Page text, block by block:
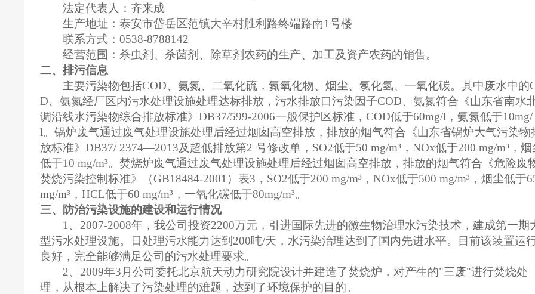
法定代表人：齐来成
生产地址：泰安市岱岳区范镇大辛村胜利路终端路南1号楼
联系方式：0538-8788142
经营范围：杀虫剂、杀菌剂、除草剂农药的生产、加工及资产农药的销售。
二、排污信息
主要污染物包括COD、氨氮、二氧化硫，氮氧化物、烟尘、氯化氢、一氧化碳。其中废水中的
D、氨氮经厂区内污水处理设施处理达标排放，污水排放口污染因子COD、氨氮符合《山东省南水
调沿线水污染物综合排放标准》DB37/599-2006一般保护区标准，COD低于60mg/l，氨氮低于10mg/
l。锅炉废气通过废气处理设施处理后经过烟囱高空排放，排放的烟气符合《山东省锅炉大气污染物
放标准》DB37/ 2374—2013及超低排放第2 号修改单，SO2低于50 mg/m³，NOx低于200 mg/m³，烟
低于10 mg/m³。焚烧炉废气通过废气处理设施处理后经过烟囱高空排放，排放的烟气符合《危险废
焚烧污染控制标准》（GB18484-2001）表3，SO2低于200 mg/m³，NOx低于500 mg/m³，烟尘低于
mg/m³，HCL低于60 mg/m³，一氧化碳低于80mg/m³。
三、防治污染设施的建设和运行情况
1、2007-2008年，我公司投资2200万元，引进国际先进的微生物治理水污染技术，建成第一期
型污水处理设施。日处理污水能力达到200吨/天，水污染治理达到了国内先进水平。目前该装置运
良好，完全能够满足公司的污水处理要求。
2、2009年3月公司委托北京航天动力研究院设计并建造了焚烧炉，对产生的"三废"进行焚烧处
理，从根本上解决了污染处理的难题，达到了环境保护的目的。